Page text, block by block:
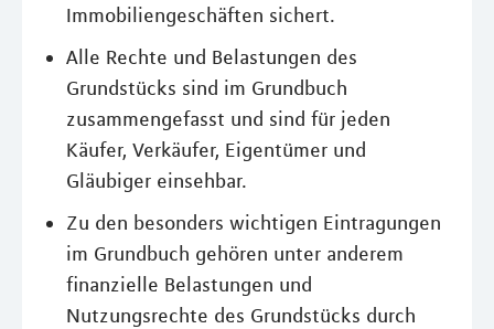
Immobiliengeschäften sichert.
Alle Rechte und Belastungen des
Grundstücks sind im Grundbuch
zusammengefasst und sind für jeden
Käufer, Verkäufer, Eigentümer und
Gläubiger einsehbar.
Zu den besonders wichtigen Eintragungen
im Grundbuch gehören unter anderem
finanzielle Belastungen und
Nutzungsrechte des Grundstücks durch